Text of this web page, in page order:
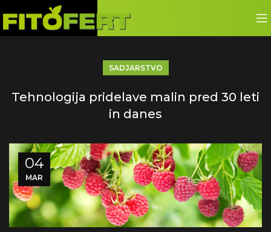
SADJARSTVO
Tehnologija pridelave malin pred 30 leti
in danes
04
MAR